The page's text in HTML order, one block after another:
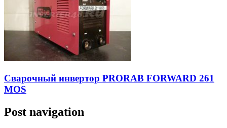
Сварочный инвертор PRORAB FORWARD 261
MOS
Post navigation